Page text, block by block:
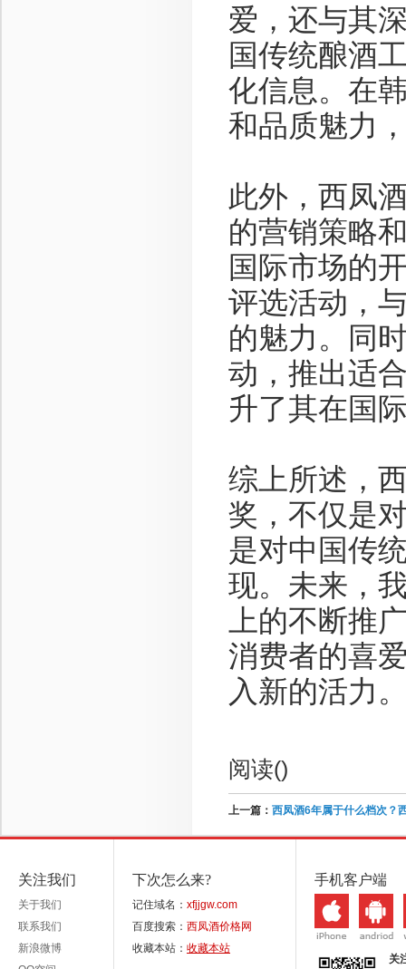
爱，还与其
国传统酿酒
化信息。在
和品质魅力
此外，西凤
的营销策略
国际市场的
评选活动，
的魅力。同
动，推出适
升了其在国
综上所述，
奖，不仅是
是对中国传
现。未来，
上的不断推
消费者的喜
入新的活力
阅读()
上一篇： 西凤酒6年属于什么档次？
关注我们
关于我们
联系我们
新浪微博
下次怎么来?
记住域名： xfjjgw.com
百度搜索： 西凤酒价格网
收藏本站： 收藏本站
手机客户端
关